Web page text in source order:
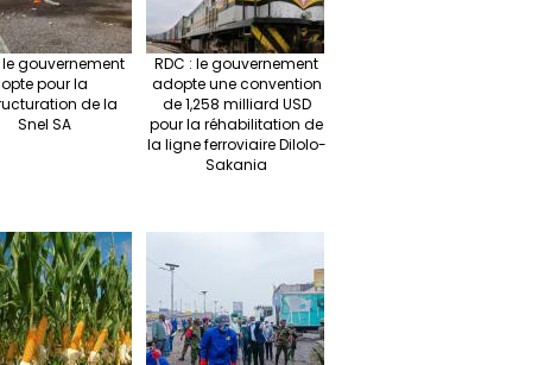
le gouvernement
opte pour la
de la
Snel SA
RDC : le gouvernement
adopte une convention
de 1,258 milliard USD
pour la réhabilitation de
la ligne ferroviaire Dilolo-
Sakania